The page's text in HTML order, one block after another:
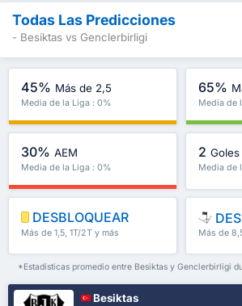
Todas Las Predicciones
- Besiktas vs Genclerbirligi
45% Más de 2,5
Media de la Liga : 0%
65%
Media de
30% AEM
Media de la Liga : 0%
2
Media de
DESBLOQUEAR
Más de 1,5, 1T/2T y más Más de
*Estadísticas promedio entre Besiktas y Genclerbirligi
Besiktas